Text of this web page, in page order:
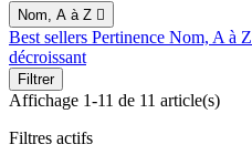
Nom, A à Z 
Best sellers Pertinence Nom, A à Z
décroissant
Filtrer
Affichage 1-11 de 11 article(s)
Filtres actifs